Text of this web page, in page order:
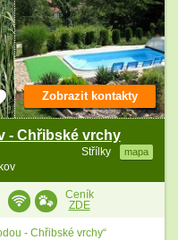
- Chřibské vrchy
Střílky mapa
Zobrazit kontakty
Ceník
ZDE
- Chřibské vrchy“